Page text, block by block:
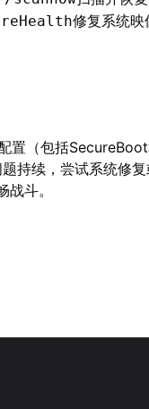
修复系统
置（包括
持续，尝试系统修
斗。